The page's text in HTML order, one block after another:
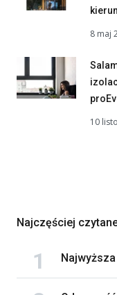
8 maj
10
Najczęściej